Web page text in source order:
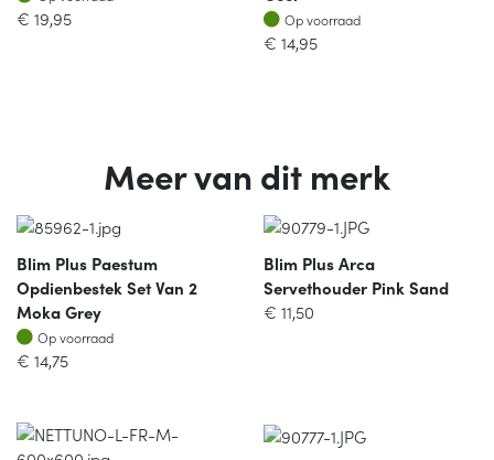
€ 19,95 Op voorraad
Op voorraad
€ 14,95
Meer van dit merk
Blim Plus Paestum
Opdienbestek Set Van 2
Moka Grey
Op voorraad
Op voorraad
€ 14,75
Blim Plus Arca
Servethouder Pink Sand
€ 11,50